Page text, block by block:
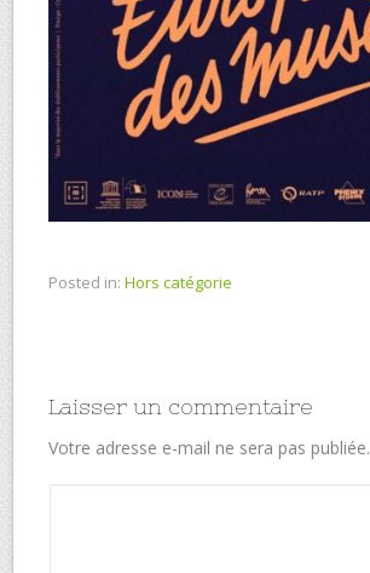
Posted in: Hors catégorie
Laisser un commentaire
Votre adresse e-mail ne sera pas publiée.